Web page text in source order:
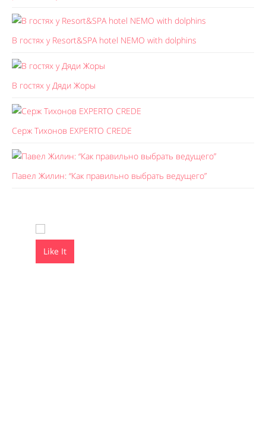
В гостях у Resort&SPA hotel NEMO with dolphins
В гостях у Дяди Жоры
Серж Тихонов EXPERTO CREDE
Павел Жилин: “Как правильно выбрать ведущего”
Like It